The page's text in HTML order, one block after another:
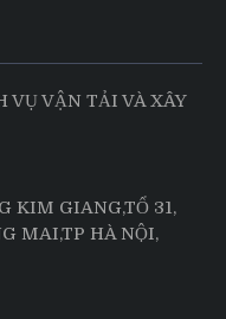
VỤ VẬN TẢI VÀ XÂY
KIM GIANG,TỔ 31,
MAI,TP HÀ NỘI,